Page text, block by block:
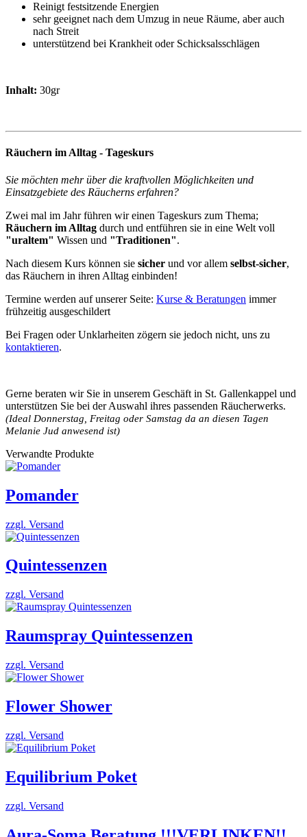
Reinigt festsitzende Energien
sehr geeignet nach dem Umzug in neue Räume, aber auch
nach Streit
unterstützend bei Krankheit oder Schicksalsschlägen
Inhalt: 30gr
Räuchern im Alltag - Tageskurs
Sie möchten mehr über die kraftvollen Möglichkeiten und
Einsatzgebiete des Räucherns erfahren?
Zwei mal im Jahr führen wir einen Tageskurs zum Thema;
Räuchern im Alltag durch und entführen sie in eine Welt voll
"uraltem" Wissen und "Traditionen".
Nach diesem Kurs können sie sicher und vor allem selbst-sicher,
das Räuchern in ihren Alltag einbinden!
Termine werden auf unserer Seite: Kurse & Beratungen immer
frühzeitig ausgeschildert
Bei Fragen oder Unklarheiten zögern sie jedoch nicht, uns zu
kontaktieren.
Gerne beraten wir Sie in unserem Geschäft in St. Gallenkappel und
unterstützen Sie bei der Auswahl ihres passenden Räucherwerks.
(Ideal Donnerstag, Freitag oder Samstag da an diesen Tagen
Melanie Jud anwesend ist)
Verwandte Produkte
Pomander
zzgl. Versand
Quintessenzen
zzgl. Versand
Raumspray Quintessenzen
zzgl. Versand
Flower Shower
zzgl. Versand
Equilibrium Poket
zzgl. Versand